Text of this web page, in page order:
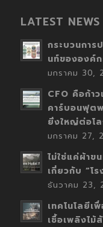
LATEST
กระบวนการ
นท์ขององค์
มกราคม 30,
CFO คือก้า
คาร์บอนฟุต
ยิ่งใหญ่ต่อโล
มกราคม 27,
ไม่ใช่แค่ผ้าข
เกี่ยวกับ “โ
ธันวาคม 23,
เทคโนโลยีเ
เชื้อเพลิงไม้